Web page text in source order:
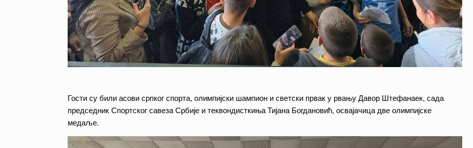
Гости су били асови српког спорта, олимпијски шампион и светски првак у рвању Давор Штефанаек, сада
председник Спортског савеза Србије и теквондисткиња Тијана Богдановић, освајачица две олимпијске
медаље.